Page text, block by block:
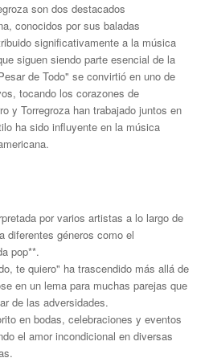
son dos destacados
conocidos por sus baladas
significativamente a la música
siguen siendo parte esencial de la
de Todo" se convirtió en uno de
tocando los corazones de
y Torregroza han trabajado juntos en
ha sido influyente en la música
por varios artistas a lo largo de
diferentes géneros como el
pop**.
te quiero" ha trascendido más allá de
en un lema para muchas parejas que
de las adversidades.
en bodas, celebraciones y eventos
el amor incondicional en diversas